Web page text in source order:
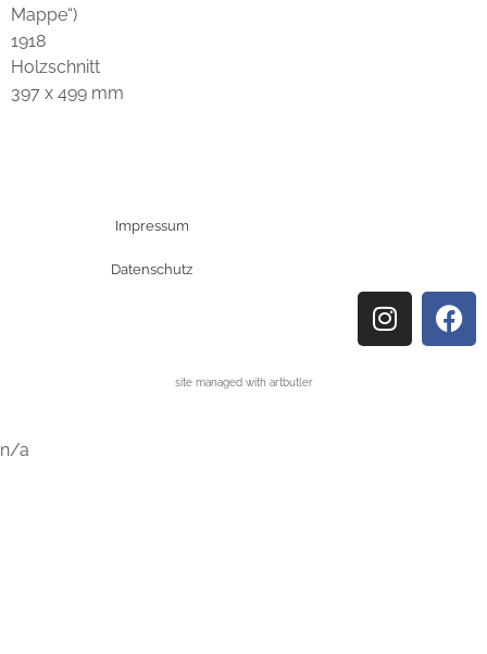
Mappe“)
1918
Holzschnitt
397 x 499 mm
Impressum
Datenschutz
site managed with artbutler
n/a